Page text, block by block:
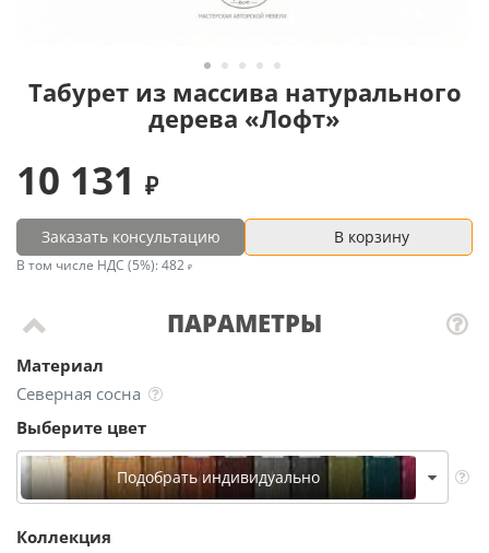
Табурет из массива натурального
дерева «Лофт»
ПАРАМЕТРЫ
Материал
Северная сосна
Выберите цвет
Подобрать индивидуально
Коллекция
10 131
Заказать консультацию В корзину
В том числе НДС (5%): 482